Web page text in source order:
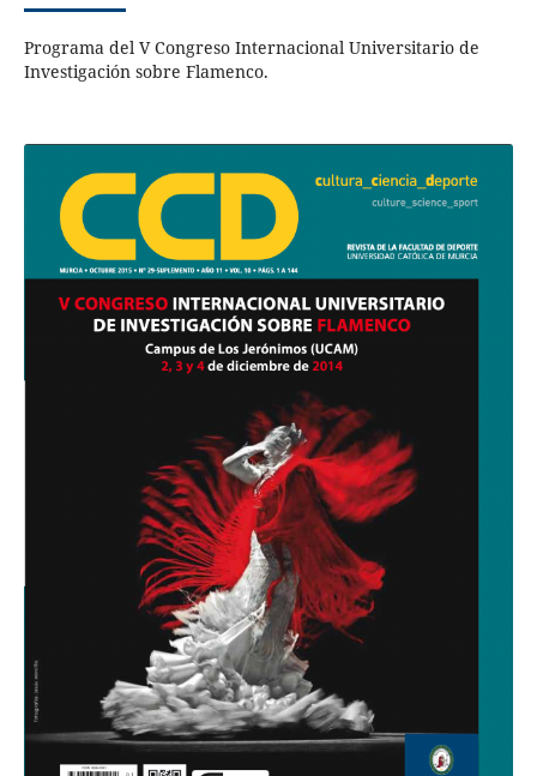
Programa del V Congreso Internacional Universitario de
Investigación sobre Flamenco.